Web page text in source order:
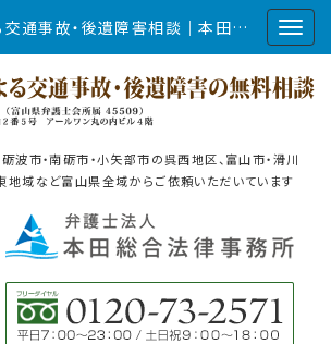
富山の弁護士による交通事故・後遺障害相談｜本田総合法律事務所
波市・南砺市・小矢部市の呉西地区、富山市・滑川
地域など富山県全域からご依頼いただいています